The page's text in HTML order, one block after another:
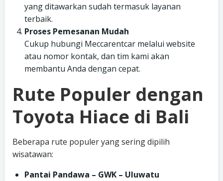
yang ditawarkan sudah termasuk layanan
terbaik.
Proses Pemesanan Mudah
Cukup hubungi Meccarentcar melalui website
atau nomor kontak, dan tim kami akan
membantu Anda dengan cepat.
Rute Populer dengan
Toyota Hiace di Bali
Beberapa rute populer yang sering dipilih
wisatawan:
Pantai Pandawa – GWK – Uluwatu